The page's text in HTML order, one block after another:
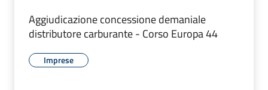
Aggiudicazione concessione demaniale
distributore carburante - Corso Europa 44
Imprese